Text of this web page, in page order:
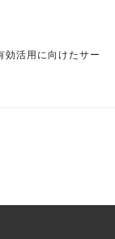
効活用に向けたサー